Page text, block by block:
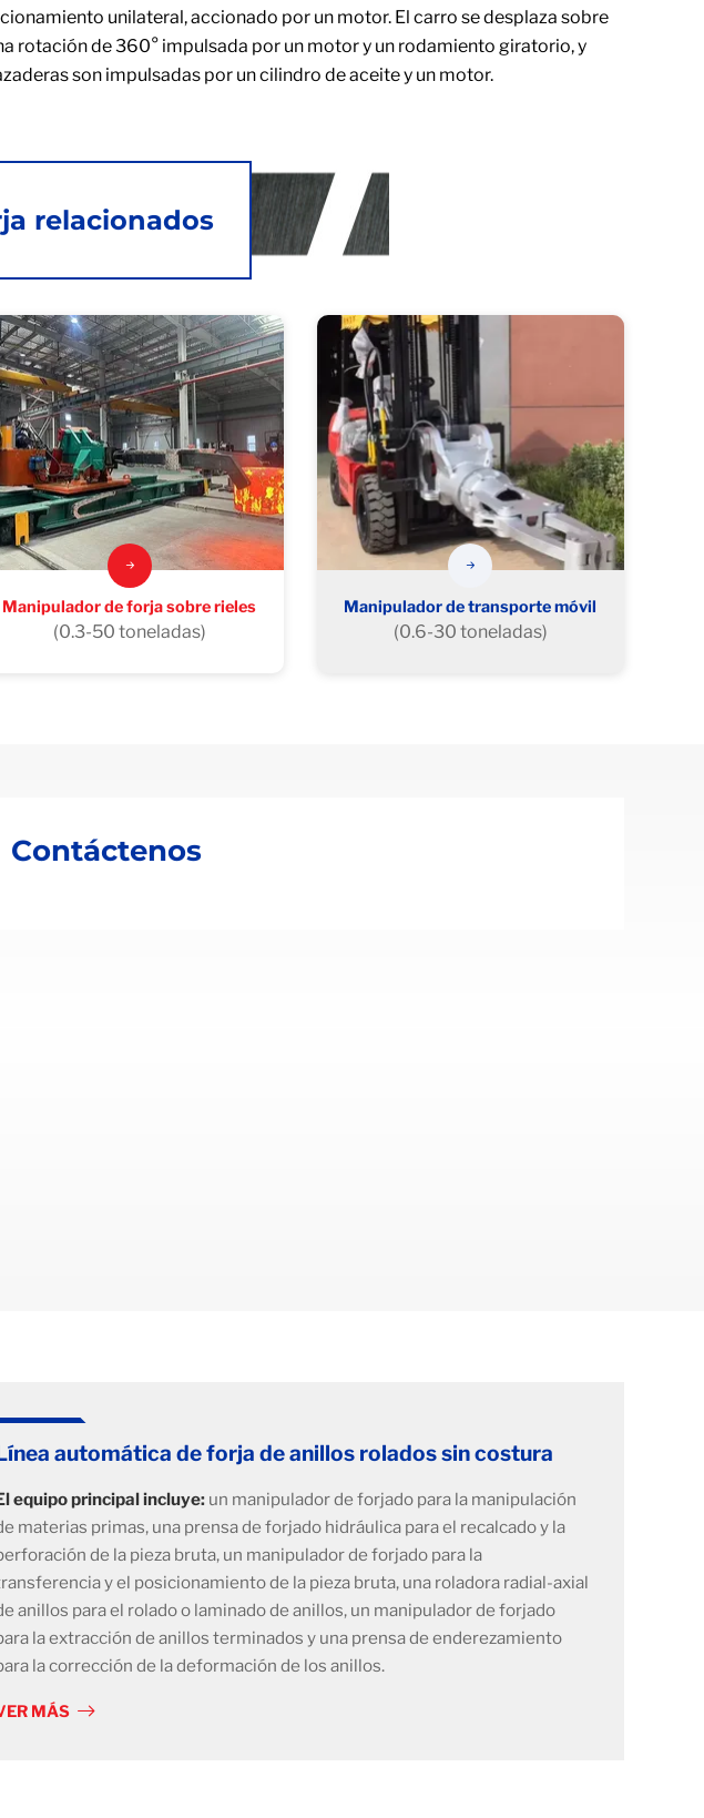
unilateral, accionado por un motor. El carro se desplaza sobre
rotación de 360° impulsada por un motor y un rodamiento giratorio, y
son impulsadas por un cilindro de aceite y un motor.
relacionados
Manipulador de forja sobre rieles
(0.3-50 toneladas)
Manipulador de transporte móvil
(0.6-30 toneladas)
Contáctenos
automática de forja de anillos rolados sin costura
equipo principal incluye: un manipulador de forjado para la manipulación
materias primas, una prensa de forjado hidráulica para el recalcado y la
de la pieza bruta, un manipulador de forjado para la
y el posicionamiento de la pieza bruta, una roladora radial-axial
anillos para el rolado o laminado de anillos, un manipulador de forjado
la extracción de anillos terminados y una prensa de enderezamiento
la corrección de la deformación de los anillos.
MÁS